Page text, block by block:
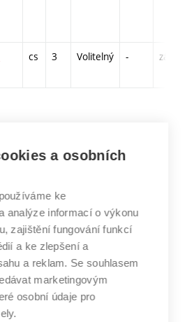
cs 3 Volitelný - zá
cs 5 Povinný
a osobních
ke
analýze informací o výkonu
zajištění fungování funkcí
a ke zlepšení a
a reklam. Se souhlasem
marketingovým
osobní údaje pro